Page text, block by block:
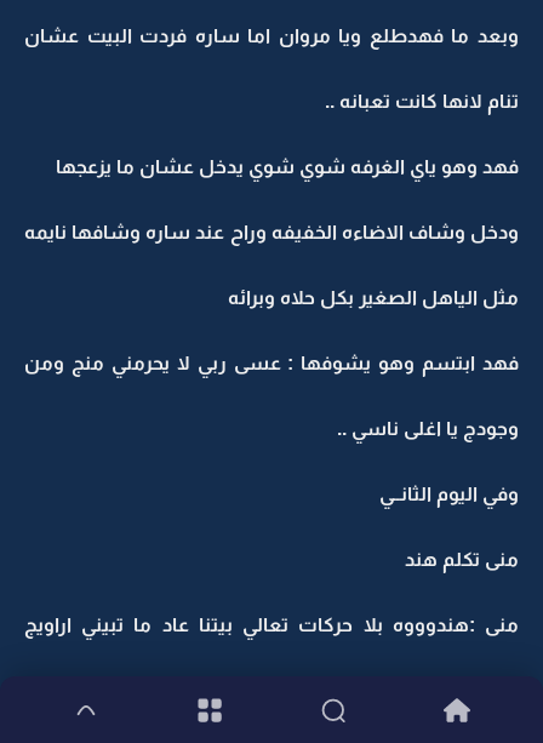
وبعد ما فهدطلع ويا مروان اما ساره فردت البيت عشان
تنام لانها كانت تعبانه ..
فهد وهو ياي الغرفه شوي شوي يدخل عشان ما يزعجها
ودخل وشاف الاضاءه الخفيفه وراح عند ساره وشافها نايمه
مثل الياهل الصغير بكل حلاه وبرائه
فهد ابتسم وهو يشوفها : عسى ربي لا يحرمني منج ومن
وجودج يا اغلى ناسي ..
وفي اليوم الثانــي
منى تكلم هند
منى :هندوووه بلا حركات تعالي بيتنا عاد ما تبيني اراويج